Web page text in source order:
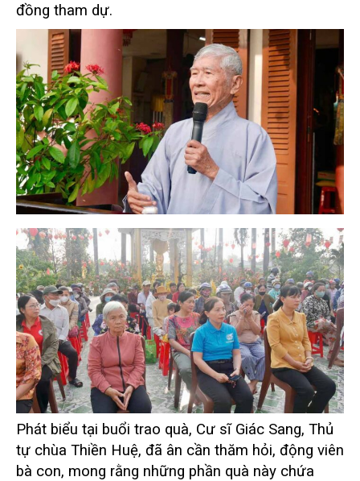
đồng tham dự.
Phát biểu tại buổi trao quà, Cư sĩ Giác Sang, Thủ
tự chùa Thiền Huệ, đã ân cần thăm hỏi, động viên
bà con, mong rằng những phần quà này chứa